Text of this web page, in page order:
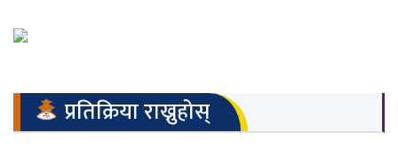
प्रतिक्रिया राख्नुहोस्